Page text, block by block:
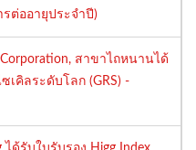
รต่ออายุประจำปี)
Corporation, สาขาไถหนานได้
เคิลระดับโลก (GRS) -